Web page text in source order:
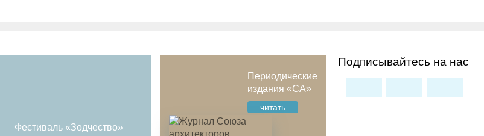
Подписывайтесь на нас
Фестиваль «Зодчество»
Периодические
издания «СА»
читать